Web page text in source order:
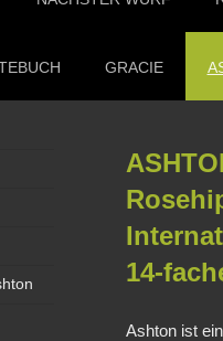
GRACIE
14-
Ashton ist